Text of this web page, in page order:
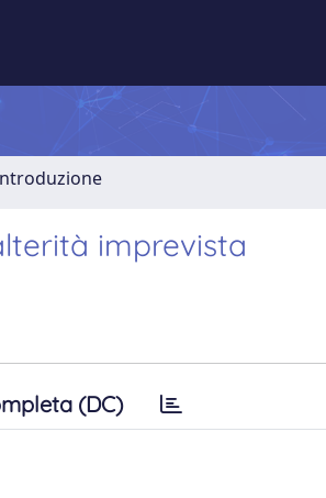
imprevista
(DC)